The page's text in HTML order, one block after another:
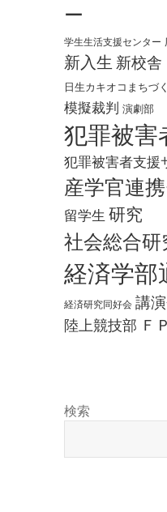
ー
学生生活支援センター
新入生 新校舎
日生カキオコまちづ
模擬裁判 演劇部
犯罪被害
犯罪被害者支援
産学官連
留学生 研究
社会総合研
経済学部
経済研究同好会 講
陸上競技部 Ｆ
検索